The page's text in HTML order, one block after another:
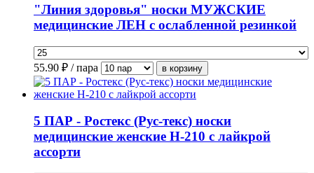
"Линия здоровья" носки МУЖСКИЕ
медицинские ЛЕН с ослабленной резинкой
55.90 ₽ / пара
5 ПАР - Ростекс (Рус-текс) носки
медицинские женские Н-210 с лайкрой
ассорти